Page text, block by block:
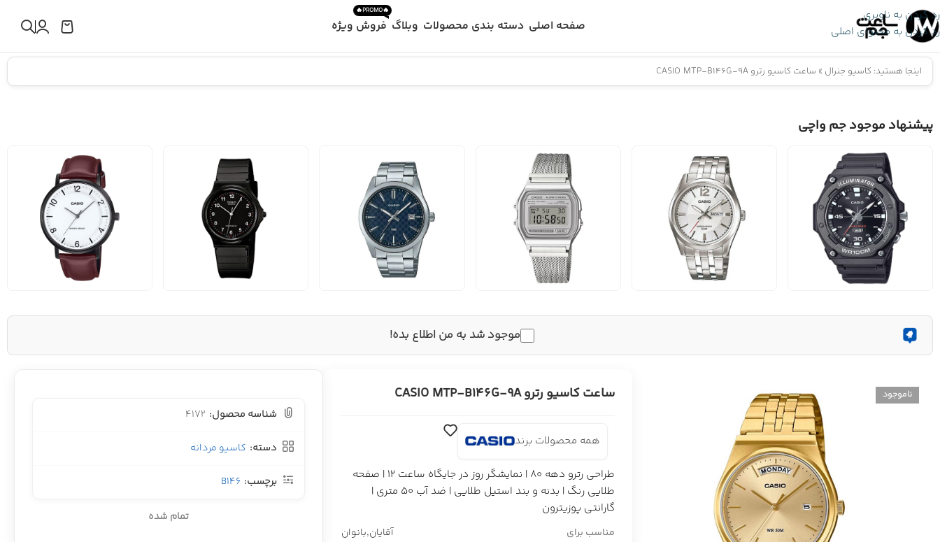
رد کردن به ناوبری
رد کردن به محتوای اصلی
صفحه اصلی دسته بندی محصولات وبلاگ فروش ویژه
🔥PROMO🔥
اینجا هستید: کاسیو جنرال » ساعت کاسیو رترو CASIO MTP-B146G-9A
پیشنهاد موجود جم واچی
موجود شد به من اطلاع بده!
ناموجود ساعت کاسیو رترو CASIO MTP-B146G-9A
همه محصولات برند
طراحی رترو دهه ۸۰ | نمایشگر روز در جایگاه ساعت ۱۲ | صفحه
طلایی رنگ | بدنه و بند استیل طلایی | ضد آب ۵۰ متری |
گارانتی پوزیترون
مناسب برای آقایان,بانوان
شناسه محصول: 4172
دسته: کاسیو مردانه
برچسب: B146
تمام شده